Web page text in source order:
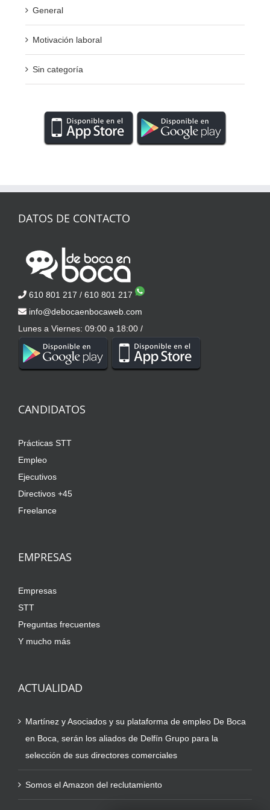
General
Motivación laboral
Sin categoría
DATOS DE CONTACTO
610 801 217 / 610 801 217
info@debocaenbocaweb.com
Lunes a Viernes: 09:00 a 18:00 /
CANDIDATOS
Prácticas STT
Empleo
Ejecutivos
Directivos +45
Freelance
EMPRESAS
Empresas
STT
Preguntas frecuentes
Y mucho más
ACTUALIDAD
Martínez y Asociados y su plataforma de empleo De Boca
en Boca, serán los aliados de Delfín Grupo para la
selección de sus directores comerciales
Somos el Amazon del reclutamiento